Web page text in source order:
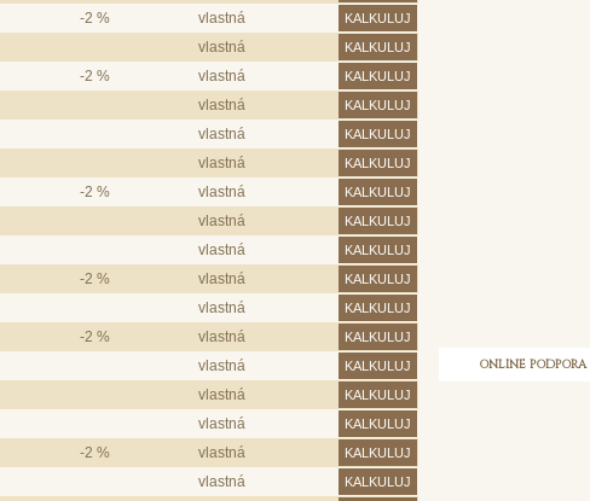
-2 % vlastná KALKULUJ
vlastná KALKULUJ
-2 % vlastná KALKULUJ
vlastná KALKULUJ
vlastná KALKULUJ
vlastná KALKULUJ
-2 % vlastná KALKULUJ
vlastná KALKULUJ
vlastná KALKULUJ
-2 % vlastná KALKULUJ
vlastná KALKULUJ
-2 % vlastná KALKULUJ
vlastná KALKULUJ
vlastná KALKULUJ
vlastná KALKULUJ
-2 % vlastná KALKULUJ
vlastná KALKULUJ
ONLINE PODPORA